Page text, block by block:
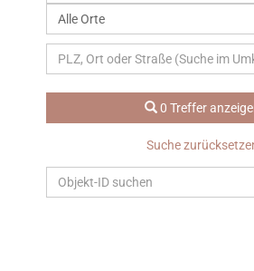
Alle
Alle Orte
0 Treffer
Suche